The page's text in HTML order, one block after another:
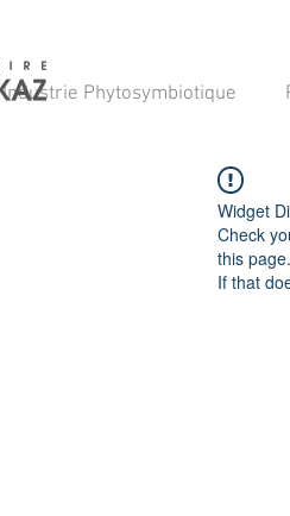
Industrie Phytosymbiotique
Widget
Check
this page.
If that